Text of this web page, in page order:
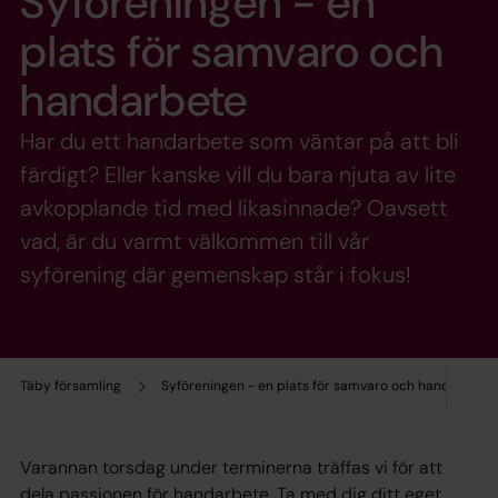
Täby församling Syföreningen - en plats för samvaro och handarbete
plats för samvaro och
handarbete
Har du ett handarbete som väntar på att bli
färdigt? Eller kanske vill du bara njuta av lite
avkopplande tid med likasinnade? Oavsett
vad, är du varmt välkommen till vår
syförening där gemenskap står i fokus!
Varannan torsdag under terminerna träffas vi för att